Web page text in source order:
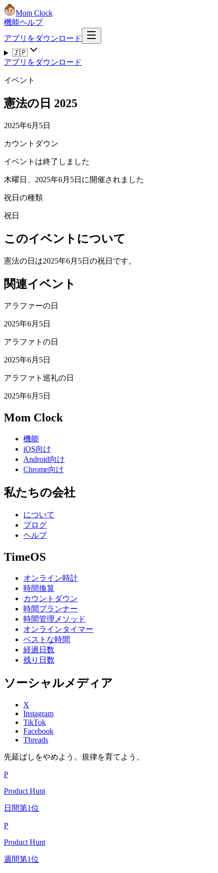
Mom Clock
機能ヘルプ
アプリをダウンロード
🇯🇵
アプリをダウンロード
イベント
憲法の日 2025
2025年6月5日
カウントダウン
イベントは終了しました
木曜日、2025年6月5日に開催されました
祝日の種類
祝日
このイベントについて
憲法の日は2025年6月5日の祝日です。
関連イベント
アラファーの日
2025年6月5日
アラファトの日
2025年6月5日
アラファト巡礼の日
2025年6月5日
Mom Clock
機能
iOS向け
Android向け
Chrome向け
私たちの会社
について
ブログ
ヘルプ
TimeOS
オンライン時計
時間換算
カウントダウン
時間プランナー
時間管理メソッド
オンラインタイマー
ベストな時間
経過日数
残り日数
ソーシャルメディア
X
Instagram
TikTok
Facebook
Threads
先延ばしをやめよう。規律を育てよう。
P
Product Hunt
日間第1位
P
Product Hunt
週間第1位